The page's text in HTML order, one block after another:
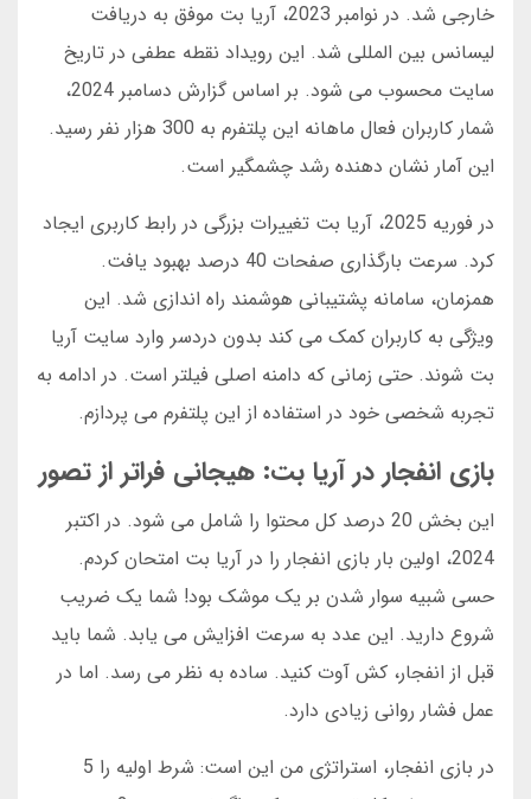
خارجی شد. در نوامبر 2023، آریا بت موفق به دریافت
لیسانس بین المللی شد. این رویداد نقطه عطفی در تاریخ
سایت محسوب می شود. بر اساس گزارش دسامبر 2024،
شمار کاربران فعال ماهانه این پلتفرم به 300 هزار نفر رسید.
این آمار نشان دهنده رشد چشمگیر است.
در فوریه 2025، آریا بت تغییرات بزرگی در رابط کاربری ایجاد
کرد. سرعت بارگذاری صفحات 40 درصد بهبود یافت.
همزمان، سامانه پشتیبانی هوشمند راه اندازی شد. این
ویژگی به کاربران کمک می کند بدون دردسر وارد سایت آریا
بت شوند. حتی زمانی که دامنه اصلی فیلتر است. در ادامه به
تجربه شخصی خود در استفاده از این پلتفرم می پردازم.
بازی انفجار در آریا بت: هیجانی فراتر از تصور
این بخش 20 درصد کل محتوا را شامل می شود. در اکتبر
2024، اولین بار بازی انفجار را در آریا بت امتحان کردم.
حسی شبیه سوار شدن بر یک موشک بود! شما یک ضریب
شروع دارید. این عدد به سرعت افزایش می یابد. شما باید
قبل از انفجار، کش آوت کنید. ساده به نظر می رسد. اما در
عمل فشار روانی زیادی دارد.
در بازی انفجار، استراتژی من این است: شرط اولیه را 5